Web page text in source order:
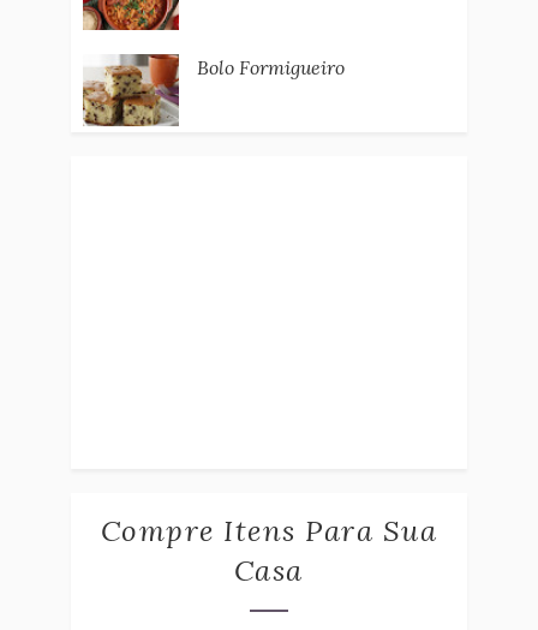
Bolo Formigueiro
Compre Itens Para Sua
Casa